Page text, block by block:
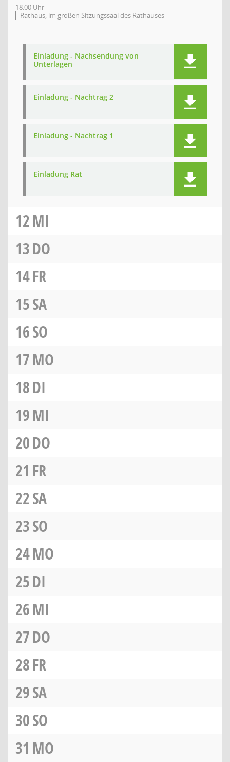
18:00 Uhr
Rathaus, im großen Sitzungssaal des Rathauses
Einladung - Nachsendung von
Unterlagen
Einladung - Nachtrag 2
Einladung - Nachtrag 1
Einladung Rat
12MI
13DO
14FR
15SA
16SO
17MO
18DI
19MI
20DO
21 FR
22SA
23SO
24MO
25DI
26MI
27DO
28FR
29SA
30SO
31 MO